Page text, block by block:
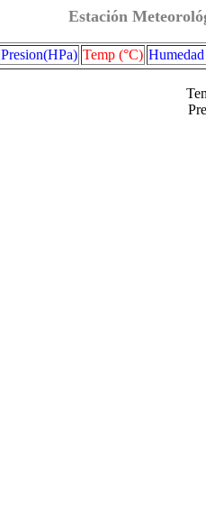
Estación
Presion(HPa) Temp (°C)